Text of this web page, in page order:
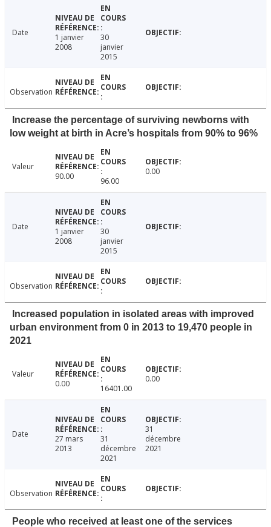
Date
1 janvier
2008
30
janvier
2015
Observation
Increase the percentage of surviving newborns with
low weight at birth in Acre’s hospitals from 90% to 96%
Valeur
90.00
96.00
0.00
Date
1 janvier
2008
30
janvier
2015
Observation
Increased population in isolated areas with improved
urban environment from 0 in 2013 to 19,470 people in
2021
Valeur
0.00
16401.00
0.00
Date
27 mars
2013
31
décembre
2021
31
décembre
2021
Observation
People who received at least one of the services